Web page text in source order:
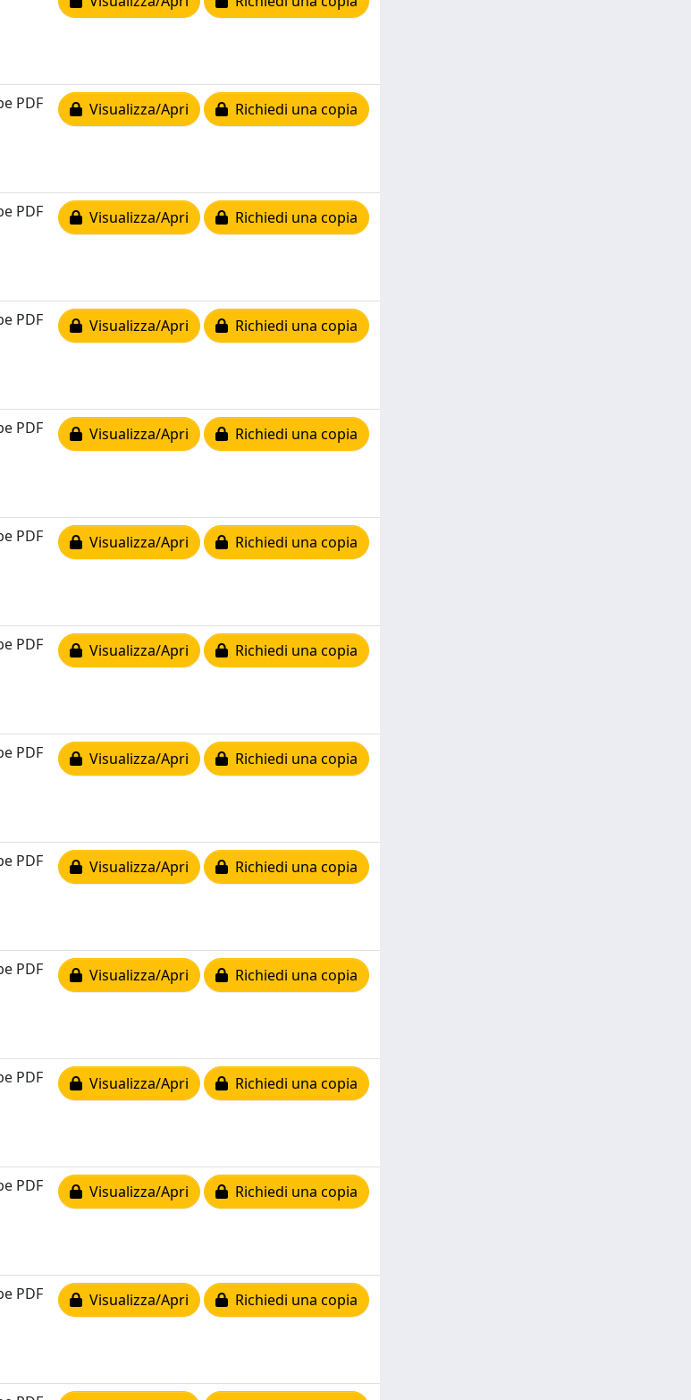
PDF Visualizza/Apri Richiedi una copia
PDF Visualizza/Apri Richiedi una copia
PDF Visualizza/Apri Richiedi una copia
PDF Visualizza/Apri Richiedi una copia
PDF Visualizza/Apri Richiedi una copia
PDF Visualizza/Apri Richiedi una copia
PDF Visualizza/Apri Richiedi una copia
PDF Visualizza/Apri Richiedi una copia
PDF Visualizza/Apri Richiedi una copia
PDF Visualizza/Apri Richiedi una copia
PDF Visualizza/Apri Richiedi una copia
PDF Visualizza/Apri Richiedi una copia